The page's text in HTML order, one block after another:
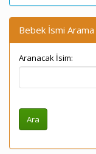
Bebek İsmi Arama
Aranacak İsim: